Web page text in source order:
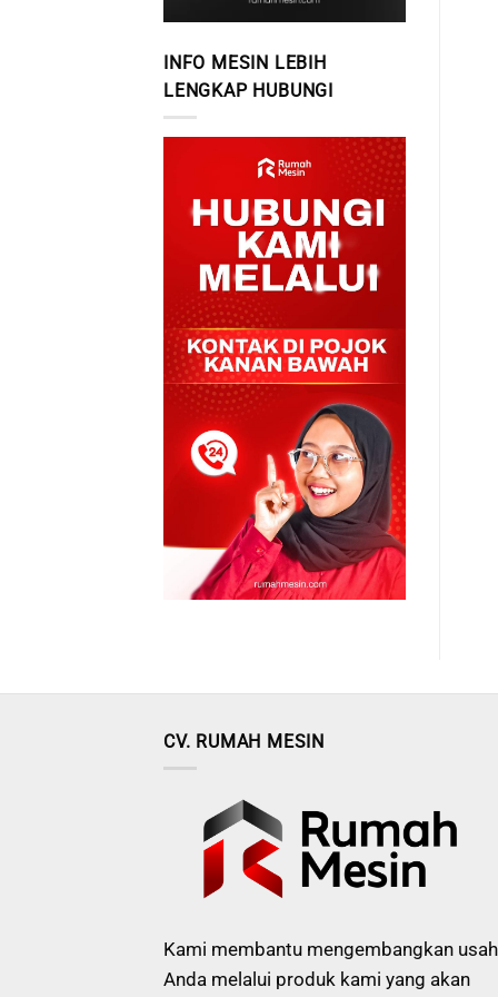
INFO MESIN LEBIH
LENGKAP HUBUNGI
CV. RUMAH MESIN
Kami membantu mengembangkan
Anda melalui produk kami yang akan